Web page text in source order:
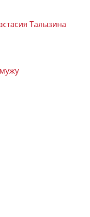
Талызина